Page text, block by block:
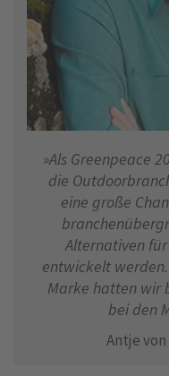
»Als Greenpeace
die
eine große
Alternativen
entwickelt
Marke hatten wir
bei den
Antje von